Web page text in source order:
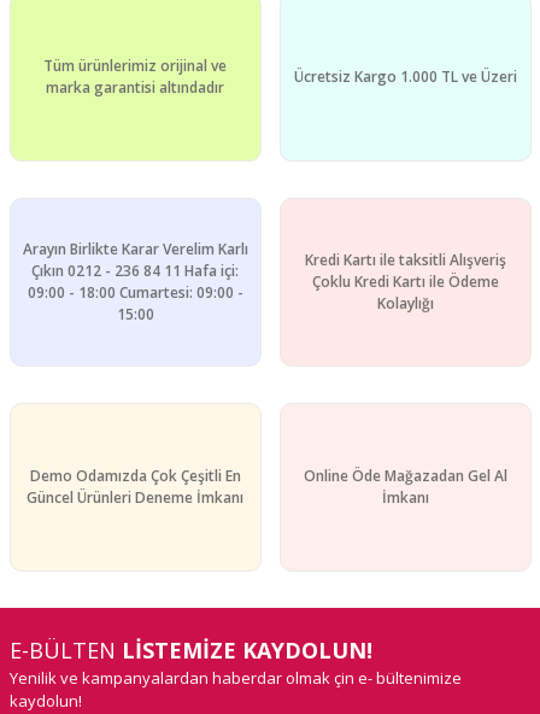
Tüm ürünlerimiz orijinal ve
marka garantisi altındadır
Ücretsiz Kargo 1.000 TL ve Üzeri
Arayın Birlikte Karar Verelim Karlı
Çıkın 0212 - 236 84 11 Hafa içi:
09:00 - 18:00 Cumartesi: 09:00 -
15:00
Kredi Kartı ile taksitli Alışveriş
Çoklu Kredi Kartı ile Ödeme
Kolaylığı
Demo Odamızda Çok Çeşitli En
Güncel Ürünleri Deneme İmkanı
Online Öde Mağazadan Gel Al
İmkanı
E-BÜLTEN LİSTEMİZE KAYDOLUN!
Yenilik ve kampanyalardan haberdar olmak çin e- bültenimize
kaydolun!